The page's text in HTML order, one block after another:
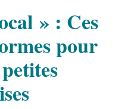
» : Ces
pour